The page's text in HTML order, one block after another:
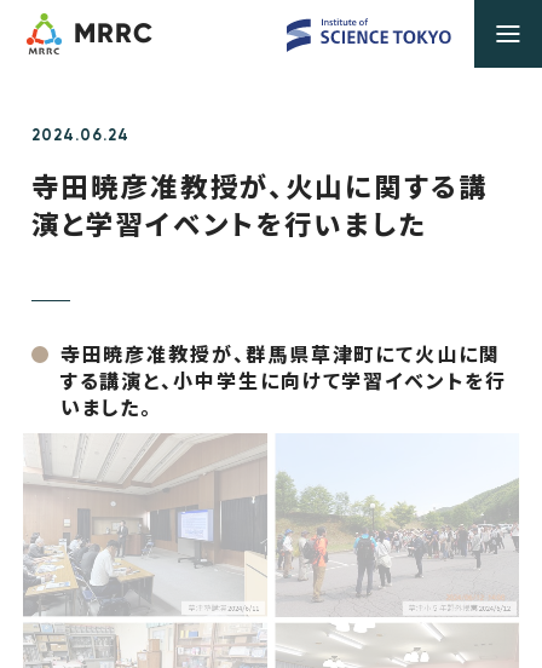
MRRC
2024.06.24
寺田暁彦准教授が、火山に関する講
演と学習イベントを行いました
寺田暁彦准教授が、群馬県草津町にて火山に関
する講演と、小中学生に向けて学習イベントを行
いました。